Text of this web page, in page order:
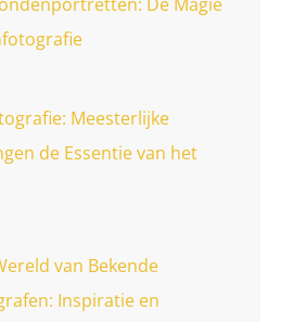
Meesterlijke
de Essentie van het
van Bekende
Inspiratie en